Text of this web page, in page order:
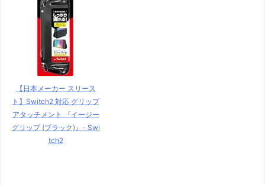
【日本メーカー スリース
ト】Switch2 対応 グリップ
アタッチメント 『イージー
グリップ (ブラック)』- Swi
tch2